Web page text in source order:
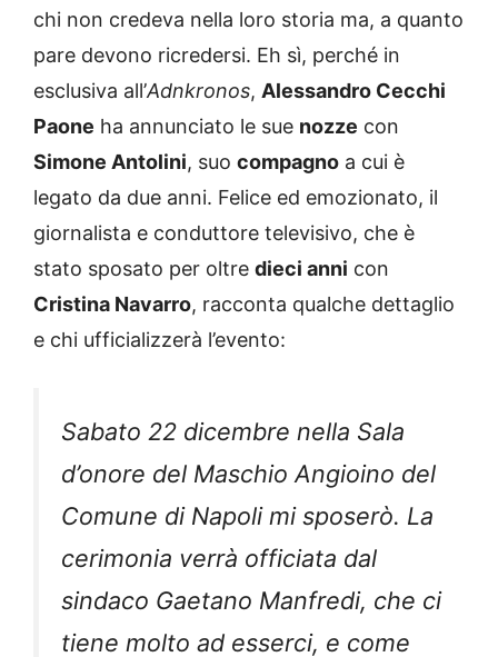
chi non credeva nella loro storia ma, a quanto
pare devono ricredersi. Eh sì, perché in
esclusiva all’Adnkronos, Alessandro Cecchi
Paone ha annunciato le sue nozze con
Simone Antolini, suo compagno a cui è
legato da due anni. Felice ed emozionato, il
giornalista e conduttore televisivo, che è
stato sposato per oltre dieci anni con
Cristina Navarro, racconta qualche dettaglio
e chi ufficializzerà l’evento:
Sabato 22 dicembre nella Sala
d’onore del Maschio Angioino del
Comune di Napoli mi sposerò. La
cerimonia verrà officiata dal
sindaco Gaetano Manfredi, che ci
tiene molto ad esserci, e come